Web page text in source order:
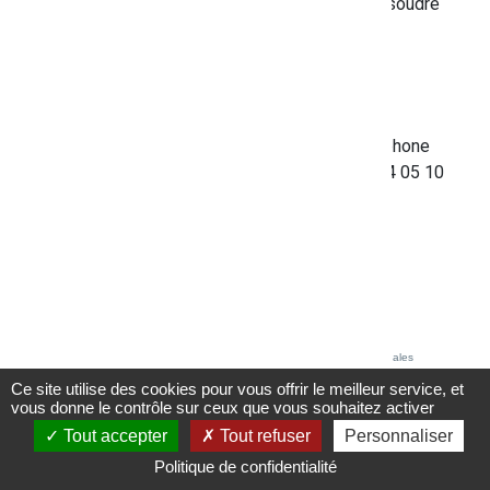
aux horaires d'ouverture et par téléphone
les lundis et jeudis de 13H30 à 16H30 au 04 94 05 10
Crédits et mentions légales
Ce site utilise des cookies pour vous offrir le meilleur service, et
vous donne le contrôle sur ceux que vous souhaitez activer
Tout accepter
Tout refuser
Personnaliser
Politique de confidentialité